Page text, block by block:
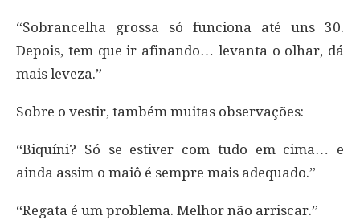
“Sobrancelha grossa só funciona até uns 30.
Depois, tem que ir afinando… levanta o olhar, dá
mais leveza.”
Sobre o vestir, também muitas observações:
“Biquíni? Só se estiver com tudo em cima… e
ainda assim o maiô é sempre mais adequado.”
“Regata é um problema. Melhor não arriscar.”